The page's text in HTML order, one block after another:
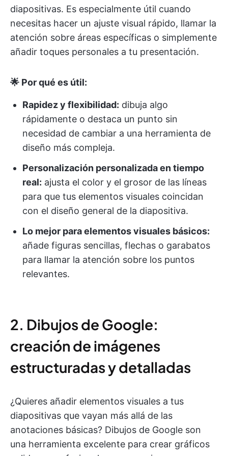
diapositivas. Es especialmente útil cuando
necesitas hacer un ajuste visual rápido, llamar la
atención sobre áreas específicas o simplemente
añadir toques personales a tu presentación.
🌟 Por qué es útil:
Rapidez y flexibilidad: dibuja algo
rápidamente o destaca un punto sin
necesidad de cambiar a una herramienta de
diseño más compleja.
Personalización personalizada en tiempo
real: ajusta el color y el grosor de las líneas
para que tus elementos visuales coincidan
con el diseño general de la diapositiva.
Lo mejor para elementos visuales básicos:
añade figuras sencillas, flechas o garabatos
para llamar la atención sobre los puntos
relevantes.
2. Dibujos de Google:
creación de imágenes
estructuradas y detalladas
¿Quieres añadir elementos visuales a tus
diapositivas que vayan más allá de las
anotaciones básicas? Dibujos de Google son
una herramienta excelente para crear gráficos